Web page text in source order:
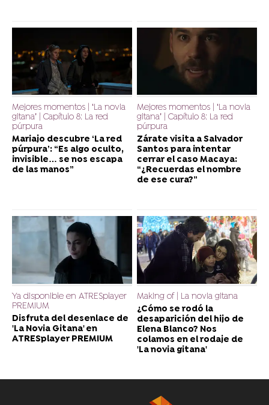
Mejores momentos | ‘La novia
gitana’ | Capítulo 8: La red
púrpura
Mariajo descubre ‘La red
púrpura’: “Es algo oculto,
invisible… se nos escapa
de las manos”
Mejores momentos | ‘La novia
gitana’ | Capítulo 8: La red
púrpura
Zárate visita a Salvador
Santos para intentar
cerrar el caso Macaya:
“¿Recuerdas el nombre
de ese cura?”
Ya disponible en ATRESplayer
PREMIUM
Disfruta del desenlace de
'La Novia Gitana' en
ATRESplayer PREMIUM
Making of | La novia gitana
¿Cómo se rodó la
desaparición del hijo de
Elena Blanco? Nos
colamos en el rodaje de
'La novia gitana'